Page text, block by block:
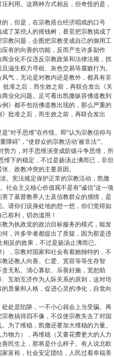
利用。这两种方式相反，但奇怪的是，
，但是，在宗教搭台经济唱戏的口号
了某些人的摇钱树，甚至把宗教搞成了
教问题，企图把宗教变成自己的御用工
有的向善的功能，反而产生许多副作
业化不仅违反宗教政策和法律法规，扰
滋生权力寻租、灰色交易等腐败行为。
气，无论是对教内还是教外，都具有非
准之后，而生效之前，再联合发出《关
业化问题。足可看出凯撒纵容佛道教到
》都不包括佛道教出现的，那么严重的
批准之后，而生效之前，再联合发出
“对手思维”在作怪。即“认为宗教信仰与
碍”，“使群众的宗教活动‘被非法’”。
势力，对手思维演变成阶级斗争思维，所
维下的稳定，不过是扬汤止沸而已，非但
、政教冲突的主要原因。
。宪法规定保护正常的宗教活动，凯撒
社会主义核心价值观不是有“诚信”这一项
了基督教界人士及信教群众的感情，是
请你们设身处地的想一想，你们觉得如
权利，切勿滥用！
为执政党的政治目标服务的模式，能发
，许多学者都提出了质疑，因为那是违
反的效果，不过是扬汤止沸而已。
，宗教对国家和社会有着她独特的，不
还教人向善、仁爱、宽容等等生存智
无私、清心寡欲、乐善好施，宽恕助
互助互济作为人际关系的原则，这对培
质量和人格，促进心灵的净化，自觉向
处是陷阱，一不小心就会上当受骗。再
教搞得四不像，不仅使宗教失去了对国
为了维稳，凯撒还要加大维稳的力量。
物力），再维稳（又要花费更大的人力
民生上，那将是什么样子。有人说北欧
富裕，社会安定团结，人民过着幸福美